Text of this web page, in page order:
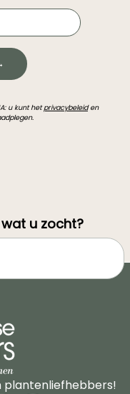
u kunt hetprivacybeleiden
u zocht?
plantenliefhebbers!